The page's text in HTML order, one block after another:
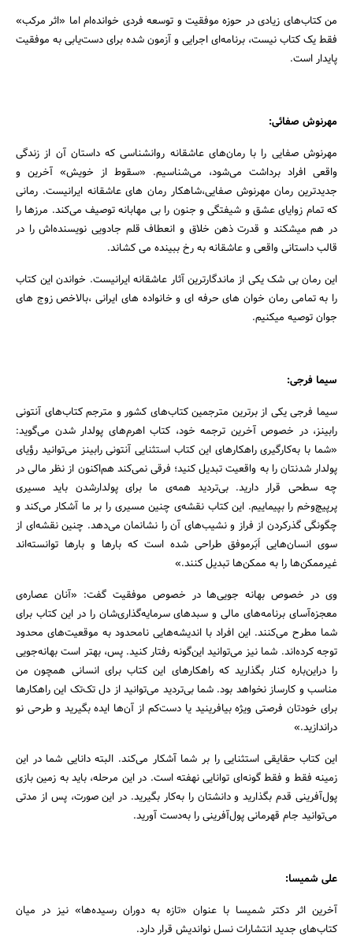
من کتاب‌های زیادی در حوزه موفقیت و توسعه فردی خوانده‌ام اما «اثر مرکب»
فقط یک کتاب نیست، برنامه‌ای اجرایی و آزمون شده برای دست‌یابی به موفقیت
پایدار است.
مهرنوش صفائی:
مهرنوش صفایی را با رمان‌های عاشقانه روانشناسی که داستان آن از زندگی
واقعی افراد برداشت می‌شود، می‌شناسیم. «سقوط از خویش» آخرین و
جدیدترین رمان مهرنوش صفایی،شاهکار رمان های عاشقانه ایرانیست. رمانی
که تمام زوایای عشق و شیفتگی و جنون را بی مهابانه توصیف می‌کند. مرزها را
در هم میشکند و قدرت ذهن خلاق و انعطاف قلم جادویی نویسنده‌اش را در
قالب داستانی واقعی و عاشقانه به رخ ببینده می کشاند.
این رمان بی شک یکی از ماندگارترین آثار عاشقانه ایرانیست. خواندن این کتاب
را به تمامی رمان خوان های حرفه ای و خانواده های ایرانی ،بالاخص زوج های
جوان توصیه میکنیم.
سیما فرجی:
سیما فرجی یکی از برترین مترجمین کتاب‌های کشور و مترجم کتاب‌های آنتونی
رابینز، در خصوص آخرین ترجمه خود، کتاب اهرم‌های پولدار شدن می‌گوید:
«شما با به‌کارگیری راهکارهای این کتاب استثنایی آنتونی رابینز می‌توانید رؤیای
پولدار شدنتان را به واقعیت تبدیل کنید؛ فرقی نمی‌کند هم‌اکنون از نظر مالی در
چه سطحی قرار دارید. بی‌تردید همه‌ی ما برای پولدارشدن باید مسیری
پرپیچ‌وخم را بپیماییم. این کتاب نقشه‌ی چنین مسیری را بر ما آشکار می‌کند و
چگونگی گذرکردن از فراز و نشیب‌های آن را نشانمان می‌دهد. چنین نقشه‌ای از
سوی انسان‌هایی اَبَرموفق طراحی شده است که بارها و بارها توانسته‌اند
غیرممکن‌ها را به ممکن‌ها تبدیل کنند.»
وی در خصوص بهانه جویی‌ها در خصوص موفقیت گفت: «آنان عصاره‌ی
معجزه‌آسای برنامه‌های مالی و سبدهای سرمایه‌گذاری‌شان را در این کتاب برای
شما مطرح می‌کنند. این افراد با اندیشه‌هایی نامحدود به موقعیت‌های محدود
توجه کرده‌اند. شما نیز می‌توانید این‌گونه رفتار کنید. پس، بهتر است بهانه‌جویی
را در‌این‌باره کنار بگذارید که راهکارهای این کتاب برای انسانی همچون من
مناسب و کارساز نخواهد بود. شما بی‌تردید می‌توانید از دل تک‌تک این راهکارها
برای خودتان فرصتی ویژه بیافرینید یا دست‌کم از آن‌ها ایده بگیرید و طرحی نو
دراندازید.»
این کتاب حقایقی استثنایی را بر شما آشکار می‌کند. البته دانایی شما در این
زمینه فقط و فقط گونه‌ای توانایی نهفته است. در این مرحله، باید به زمین بازی
پول‌آفرینی قدم بگذارید و دانشتان را به‌کار بگیرید. در این صورت، پس از مدتی
می‌توانید جام قهرمانی پول‌آفرینی را به‌دست آورید.
علی شمیسا:
آخرین اثر دکتر شمیسا با عنوان «تازه به دوران رسیده‌ها» نیز در میان
کتاب‌های جدید انتشارات نسل نواندیش قرار دارد.